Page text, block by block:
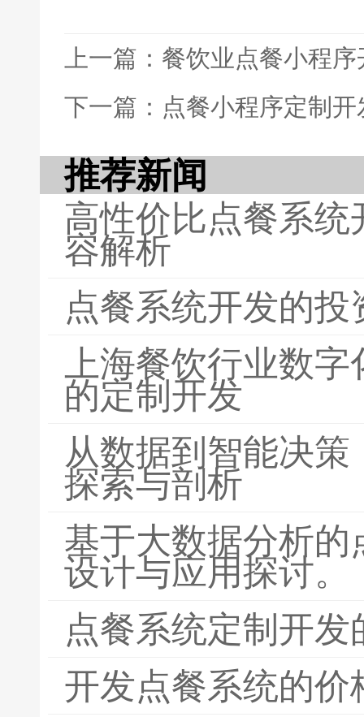
上一篇：餐饮业点餐小程
下一篇：点餐小程序定制
推荐新闻
高性价比点餐系
容解析
点餐系统开发的
上海餐饮行业数
的定制开发
从数据到智能决
探索与剖析
基于大数据分析
设计与应用探讨。
点餐系统定制开
开发点餐系统的